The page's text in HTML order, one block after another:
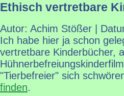
Ethisch vertretbare
Autor: Achim Stößer |
Ich habe hier ja schon
vertretbare Kinderbücher,
"Tierbefreier" sich
finden.